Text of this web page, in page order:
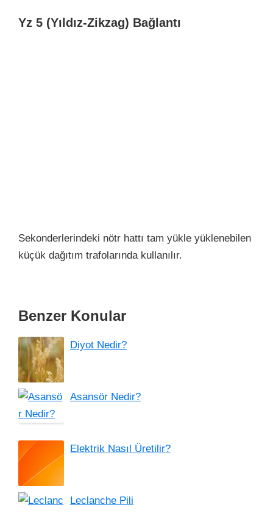
Yz 5 (Yıldız-Zikzag) Bağlantı
Sekonderlerindeki nötr hattı tam yükle yüklenebilen
küçük dağıtım trafolarında kullanılır.
Benzer Konular
Diyot Nedir?
Asansör Nedir?
Elektrik Nasıl Üretilir?
Leclanche Pili